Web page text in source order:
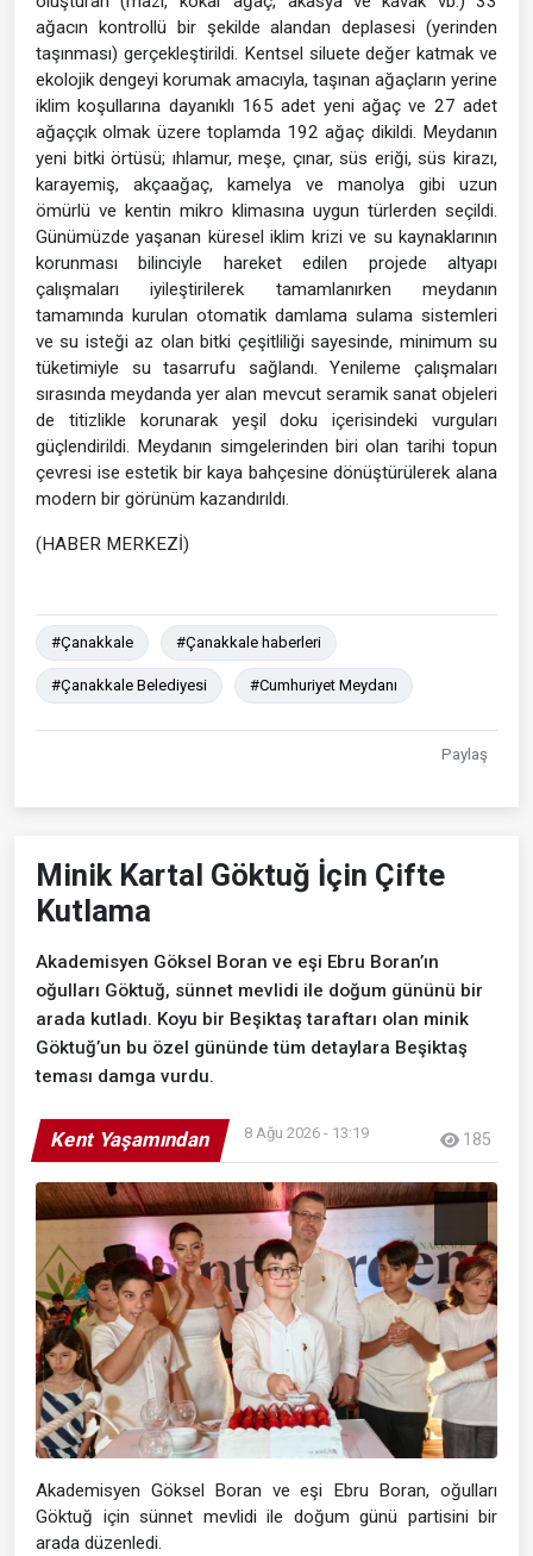
ağacın kontrollü bir şekilde alandan deplasesi (yerinden
taşınması) gerçekleştirildi. Kentsel siluete değer katmak ve
ekolojik dengeyi korumak amacıyla, taşınan ağaçların yerine
iklim koşullarına dayanıklı 165 adet yeni ağaç ve 27 adet
ağaççık olmak üzere toplamda 192 ağaç dikildi. Meydanın
yeni bitki örtüsü; ıhlamur, meşe, çınar, süs eriği, süs kirazı,
karayemiş, akçaağaç, kamelya ve manolya gibi uzun
ömürlü ve kentin mikro klimasına uygun türlerden seçildi.
Günümüzde yaşanan küresel iklim krizi ve su kaynaklarının
korunması bilinciyle hareket edilen projede altyapı
çalışmaları iyileştirilerek tamamlanırken meydanın
tamamında kurulan otomatik damlama sulama sistemleri
ve su isteği az olan bitki çeşitliliği sayesinde, minimum su
tüketimiyle su tasarrufu sağlandı. Yenileme çalışmaları
sırasında meydanda yer alan mevcut seramik sanat objeleri
de titizlikle korunarak yeşil doku içerisindeki vurguları
güçlendirildi. Meydanın simgelerinden biri olan tarihi topun
çevresi ise estetik bir kaya bahçesine dönüştürülerek alana
modern bir görünüm kazandırıldı.
(HABER MERKEZİ)
#Çanakkale #Çanakkale haberleri
#Çanakkale Belediyesi #Cumhuriyet Meydanı
Paylaş
Minik Kartal Göktuğ İçin Çifte
Kutlama
Akademisyen Göksel Boran ve eşi Ebru Boran’ın
oğulları Göktuğ, sünnet mevlidi ile doğum gününü bir
arada kutladı. Koyu bir Beşiktaş taraftarı olan minik
Göktuğ’un bu özel gününde tüm detaylara Beşiktaş
teması damga vurdu.
Kent Yaşamından 8 Ağu 2026 - 13:19 185
Akademisyen Göksel Boran ve eşi Ebru Boran, oğulları
Göktuğ için sünnet mevlidi ile doğum günü partisini bir
arada düzenledi.